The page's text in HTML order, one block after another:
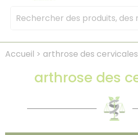
Mots
Accueil > arthrose des cervicales
arthrose des